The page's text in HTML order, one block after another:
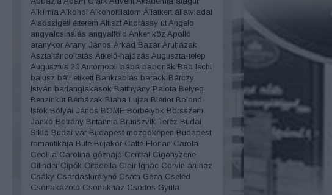
Alkímia Alkohol Alkoholtilalom Állatkert állatviadal
Alsószigeti étterem Altiszt Andrássy út Angelo
angyalcsinálás angyalföld Anker köz Apolló
aranykor Arany János Árkád Bazár Áruházak
Asztaltáncoltatás Átkelő-hajózás Auguszta-telep
Augusztus 20 Autómobil bába babonák Bad Ischl
bajusz báli etikett Bankrablás barack Bárczy
István barlanglakások Batthyány Palota Bélyeg
Benzinkút Bérházak Blaha Lujza Blériot Bolond
Istók Bólyai János BÖME Borbélyok Borsszem
Jankó Botrány Britannia Brunszvik Teréz Budai
Sikló Budai vár Budapest mozgóképen Budapest
romantikája Büfé Bujakór Caffé Florian Carola
Cecília Carolina gőzhajó Centrál Cigányzene
Cilinder Cipők Citadella Clair Ignác Corvin áruház
Csáky Csárdáskirálynő Csáth Géza Cseléd
Csónakázótó Csónakház Csortos Gyula